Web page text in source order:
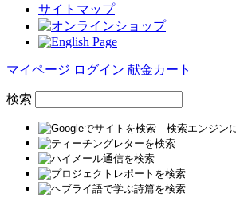
サイトマップ
マイページ ログイン 献金カート
検索